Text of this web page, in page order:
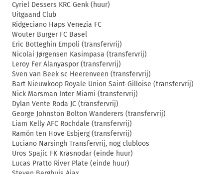
Cyriel Dessers KRC Genk (huur)
Uitgaand Club
Ridgeciano Haps Venezia FC
Wouter Burger FC Basel
Eric Botteghin Empoli (transfervrij)
Nicolai Jørgensen Kasimpasa (transfervrij)
Leroy Fer Alanyaspor (transfervrij)
Sven van Beek sc Heerenveen (transfervrij)
Bart Nieuwkoop Royale Union Saint-Gilloise (transfervrij)
Nick Marsman Inter Miami (transfervrij)
Dylan Vente Roda JC (transfervrij)
George Johnston Bolton Wanderers (transfervrij)
Liam Kelly AFC Rochdale (transfervrij)
Ramón ten Hove Esbjerg (transfervrij)
Luciano Narsingh Transfervrij, nog clubloos
Uros Spajic FK Krasnodar (einde huur)
Lucas Pratto River Plate (einde huur)